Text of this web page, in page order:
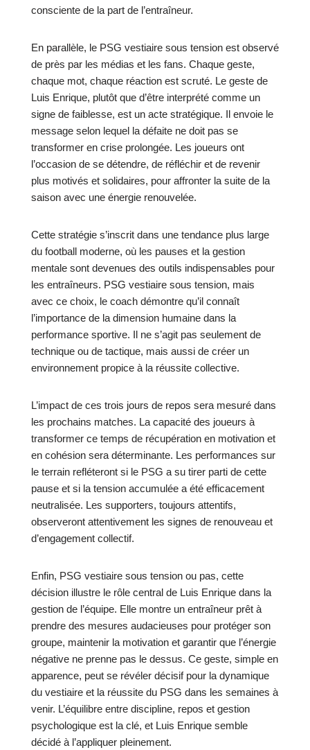
consciente de la part de l’entraîneur.
En parallèle, le PSG vestiaire sous tension est observé
de près par les médias et les fans. Chaque geste,
chaque mot, chaque réaction est scruté. Le geste de
Luis Enrique, plutôt que d’être interprété comme un
signe de faiblesse, est un acte stratégique. Il envoie le
message selon lequel la défaite ne doit pas se
transformer en crise prolongée. Les joueurs ont
l’occasion de se détendre, de réfléchir et de revenir
plus motivés et solidaires, pour affronter la suite de la
saison avec une énergie renouvelée.
Cette stratégie s’inscrit dans une tendance plus large
du football moderne, où les pauses et la gestion
mentale sont devenues des outils indispensables pour
les entraîneurs. PSG vestiaire sous tension, mais
avec ce choix, le coach démontre qu’il connaît
l’importance de la dimension humaine dans la
performance sportive. Il ne s’agit pas seulement de
technique ou de tactique, mais aussi de créer un
environnement propice à la réussite collective.
L’impact de ces trois jours de repos sera mesuré dans
les prochains matches. La capacité des joueurs à
transformer ce temps de récupération en motivation et
en cohésion sera déterminante. Les performances sur
le terrain refléteront si le PSG a su tirer parti de cette
pause et si la tension accumulée a été efficacement
neutralisée. Les supporters, toujours attentifs,
observeront attentivement les signes de renouveau et
d’engagement collectif.
Enfin, PSG vestiaire sous tension ou pas, cette
décision illustre le rôle central de Luis Enrique dans la
gestion de l’équipe. Elle montre un entraîneur prêt à
prendre des mesures audacieuses pour protéger son
groupe, maintenir la motivation et garantir que l’énergie
négative ne prenne pas le dessus. Ce geste, simple en
apparence, peut se révéler décisif pour la dynamique
du vestiaire et la réussite du PSG dans les semaines à
venir. L’équilibre entre discipline, repos et gestion
psychologique est la clé, et Luis Enrique semble
décidé à l’appliquer pleinement.